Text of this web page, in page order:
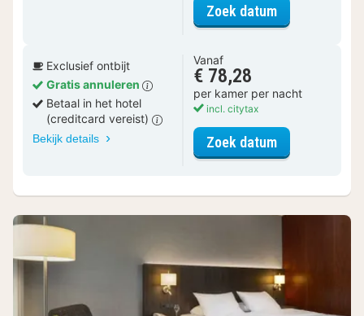
Zoek datumvoor
Exclusief ontbijt
Gratis annuleren
Betaal in het hotel
(creditcard vereist)
Bekijk details
Vanaf
€ 78,28
per kamer per nacht
incl. citytax
Zoek datumvoor